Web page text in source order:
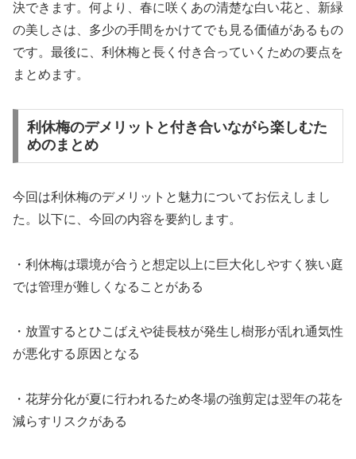
決できます。何より、春に咲くあの清楚な白い花と、新緑
の美しさは、多少の手間をかけてでも見る価値があるもの
です。最後に、利休梅と長く付き合っていくための要点を
まとめます。
利休梅のデメリットと付き合いながら楽しむた
めのまとめ
今回は利休梅のデメリットと魅力についてお伝えしまし
た。以下に、今回の内容を要約します。
・利休梅は環境が合うと想定以上に巨大化しやすく狭い庭
では管理が難しくなることがある
・放置するとひこばえや徒長枝が発生し樹形が乱れ通気性
が悪化する原因となる
・花芽分化が夏に行われるため冬場の強剪定は翌年の花を
減らすリスクがある